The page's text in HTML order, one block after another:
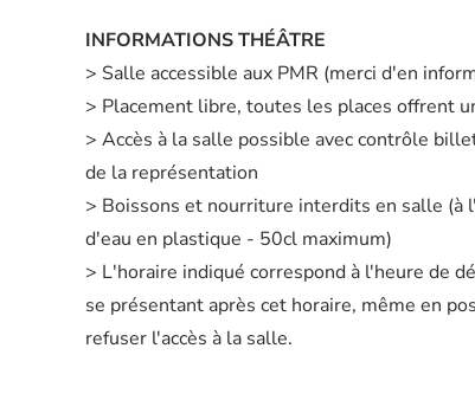
INFORMATIONS THÉÂTRE
> Salle accessible aux PMR (merci d'en
> Placement libre, toutes les places offrent
> Accès à la salle possible avec contrôle
de la représentation
> Boissons et nourriture interdits en salle
d'eau en plastique - 50cl maximum)
> L'horaire indiqué correspond à l'heure de
se présentant après cet horaire, même en
refuser l'accès à la salle.